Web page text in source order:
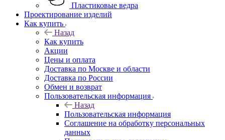
Пластиковые ведра
Проектирование изделий
Как купить
Назад
Как купить
Акции
Цены и оплата
Доставка по Москве и области
Доставка по России
Обмен и возврат
Пользовательская информация
Назад
Пользовательская информация
Соглашение на обработку персональных
данных